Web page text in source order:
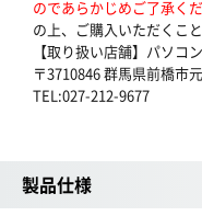
のであらかじめご了承くだ
の上、ご購入いただくこ
【取り扱い店舗】パソコ
〒3710846 群馬県前橋市
TEL:027-212-9677
製品仕様